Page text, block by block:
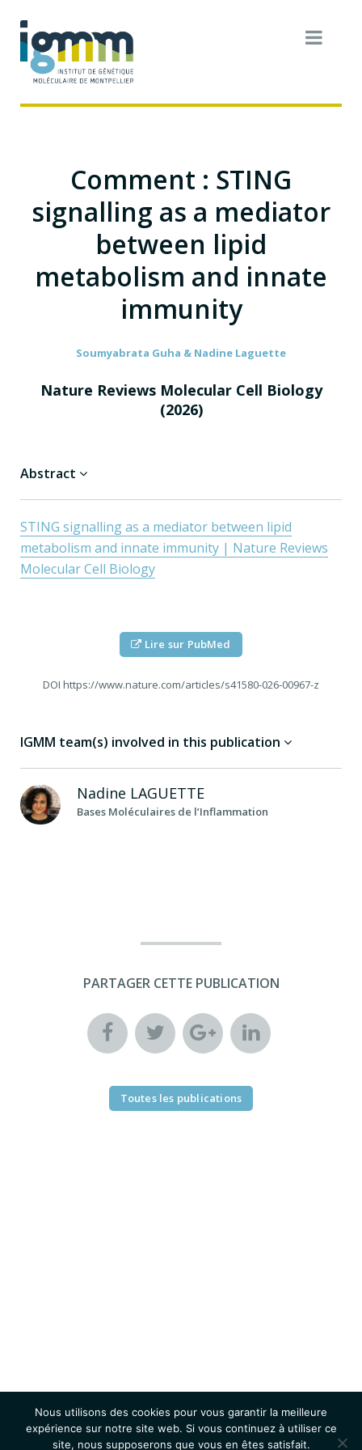
Comment : STING
signalling as a mediator
between lipid
metabolism and innate
immunity
Soumyabrata Guha & Nadine Laguette
Nature Reviews Molecular Cell Biology
(2026)
Abstract
STING signalling as a mediator between lipid
metabolism and innate immunity | Nature Reviews
Molecular Cell Biology
Lire sur PubMed
DOI https://www.nature.com/articles/s41580-026-00967-z
IGMM team(s) involved in this publication
Nadine LAGUETTE
Bases Moléculaires de l’Inflammation
PARTAGER CETTE PUBLICATION
Toutes les publications
Nous utilisons des cookies pour vous garantir la meilleure
expérience sur notre site web. Si vous continuez à utiliser ce
site, nous supposerons que vous en êtes satisfait.